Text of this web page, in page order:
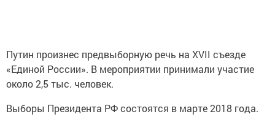
Путин произнес предвыборную речь на XVII съезде
«Единой России». В мероприятии принимали участие
около 2,5 тыс. человек.
Выборы Президента РФ состоятся в марте 2018 года.